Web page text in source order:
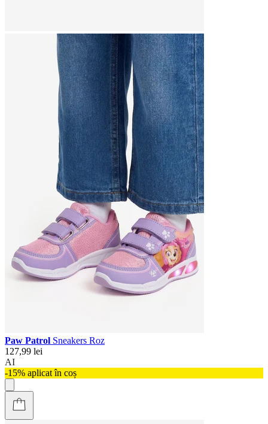
Paw Patrol Sneakers Roz
127,99 lei
AI
-15% aplicat în coș